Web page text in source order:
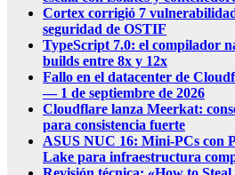
Cortex corrigió 7
seguridad de OSTIF
TypeScript 7.0: el compilador
builds entre 8x y 12x
Fallo en el datacenter de
— 1 de septiembre de 2026
Cloudflare lanza Meerkat:
para consistencia fuerte
ASUS NUC 16: Mini-PCs con
Lake para infraestructura